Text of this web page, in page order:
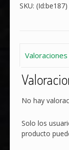
SKU: (Id:be187)
No hay
Solo los
producto